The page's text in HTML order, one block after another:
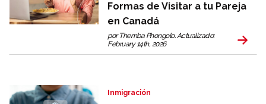
Formas de Visitar a tu Pareja
en Canadá
por Themba Phongolo. Actualizado:
February 14th, 2026
Inmigración